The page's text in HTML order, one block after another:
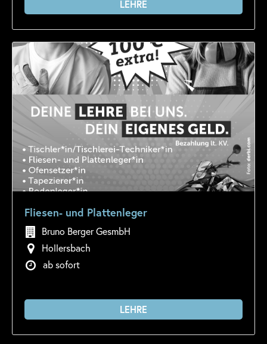
LEHRE
Fliesen- und Plattenleger
Bruno Berger GesmbH
Hollersbach
ab sofort
LEHRE